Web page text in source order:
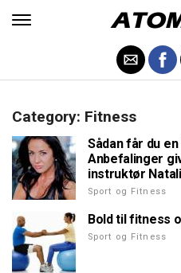
Category: Fitness
Sådan får du
Anbefalinger
instruktør
Sport og Fitness
Bold til fitness
Sport og Fitness